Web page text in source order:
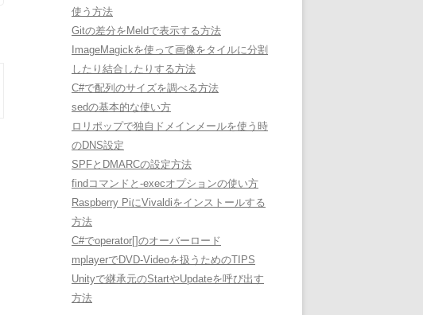
使う方法
Gitの差分をMeldで表示する方法
ImageMagickを使って画像をタイルに分割
したり結合したりする方法
C#で配列のサイズを調べる方法
sedの基本的な使い方
ロリポップで独自ドメインメールを使う時
のDNS設定
SPFとDMARCの設定方法
findコマンドと-execオプションの使い方
Raspberry PiにVivaldiをインストールする
方法
C#でoperator[]のオーバーロード
mplayerでDVD-Videoを扱うためのTIPS
Unityで継承元のStartやUpdateを呼び出す
方法